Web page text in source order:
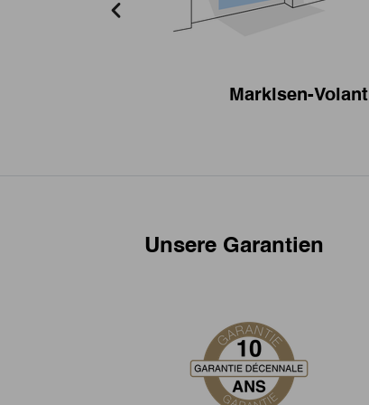
Markisen-Volant
Unsere Garantien